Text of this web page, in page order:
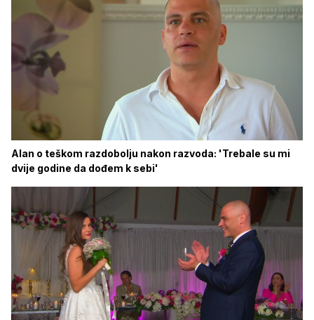
Alan o teškom razdobolju nakon razvoda: 'Trebale su mi
dvije godine da dođem k sebi'